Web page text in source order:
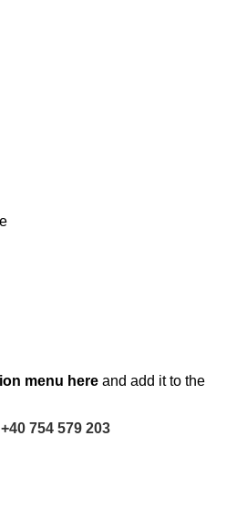
menu here and add it to the
754 579 203